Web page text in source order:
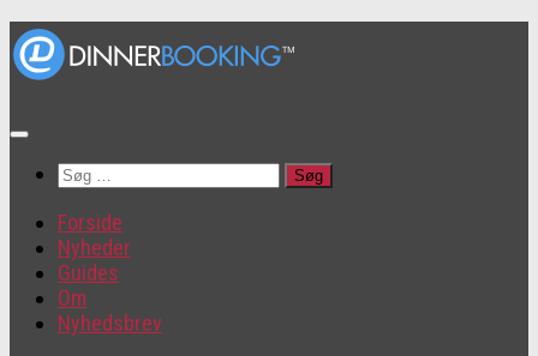
Søg
Forside
Nyheder
Guides
Om
Nyhedsbrev